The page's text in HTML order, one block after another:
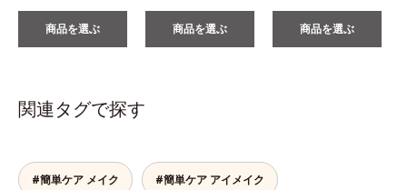
商品を選ぶ 商品を選ぶ 商品を選ぶ
関連タグで探す
#簡単ケア メイク #簡単ケア アイメイク